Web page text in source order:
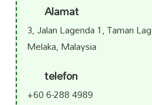
Alamat
3, Jalan Lagenda 1, Taman
Melaka, Malaysia
telefon
+60 6-288 4989